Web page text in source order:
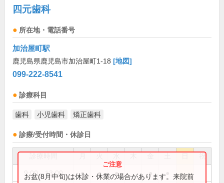
四元歯科
所在地・電話番号
加治屋町駅
鹿児島県鹿児島市加治屋町1-18 [地図]
099-222-8541
診療科目
歯科 小児歯科 矯正歯科
診療/受付時間・休診日
祝
9:00～13:00 ● ● ● ●
お盆(8月中旬)は休診・休業の場合があります。来院前